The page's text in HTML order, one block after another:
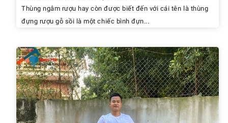
Thùng ngâm rượu hay còn được biết đến với cái tên là thùng
đựng rượu gỗ sồi là một chiếc bình đựn...